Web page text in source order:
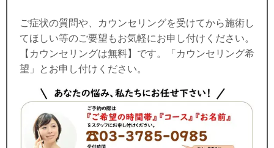
ご症状の質問や、カウンセリングを受けてから施術し
てほしい等のご要望もお気軽にお申し付けください。
【カウンセリングは無料】です。「カウンセリング希
望」とお申し付けください。